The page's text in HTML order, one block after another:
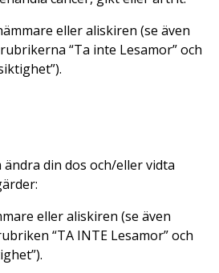
eller aliskiren (se även
“Ta inte Lesamor” och
din dos och/eller vidta
eller aliskiren (se även
“TA INTE Lesamor” och